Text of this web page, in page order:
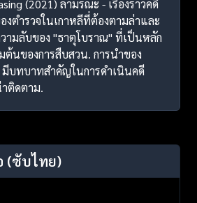
(2021) ล่ามรณะ - เรื่องราวคดี
ตำรวจในเกาหลีที่ต้องตามล่าและ
ามลับของ "ธาตุโบราณ" ที่เป็นหลัก
นของการสืบสวน. การนำของ
บทบาทสำคัญในการดำเนินคดี
ติดตาม.
(ซับไทย)